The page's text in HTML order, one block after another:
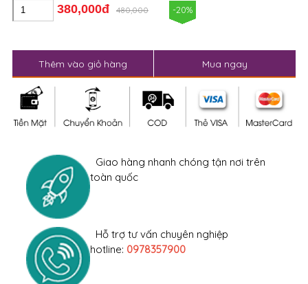
380,000đ 480,000 -20%
Thêm vào giỏ hàng Mua ngay
Giao hàng nhanh chóng tận nơi trên
toàn quốc
Hỗ trợ tư vấn chuyên nghiệp
hotline: 0978357900